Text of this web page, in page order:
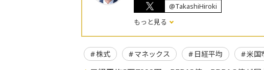
@TakashiHiroki
もっと見る
株式 マネックス 日経平均 米国